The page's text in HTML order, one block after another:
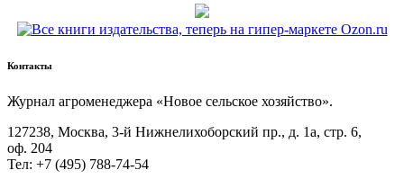
Контакты
Жур­нал агро­ме­не­дже­ра «Новое сель­ское хозяйство».
127238, Москва, 3‑й Ниж­не­ли­хо­бор­ский пр., д. 1а, стр. 6,
оф. 204
Тел: +7 (495) 788‑74‑54